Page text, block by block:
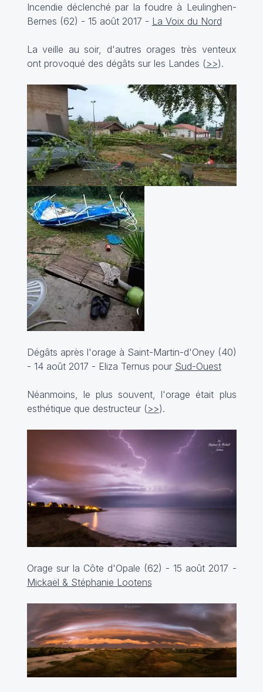
Incendie déclenché par la foudre à Leulinghen-
Bernes (62) - 15 août 2017 - La Voix du Nord
La veille au soir, d'autres orages très venteux
ont provoqué des dégâts sur les Landes (>>).
Dégâts après l'orage à Saint-Martin-d'Oney (40)
- 14 août 2017 - Eliza Ternus pour Sud-Ouest
Néanmoins, le plus souvent, l'orage était plus
esthétique que destructeur (>>).
Orage sur la Côte d'Opale (62) - 15 août 2017 -
Mickaël & Stéphanie Lootens